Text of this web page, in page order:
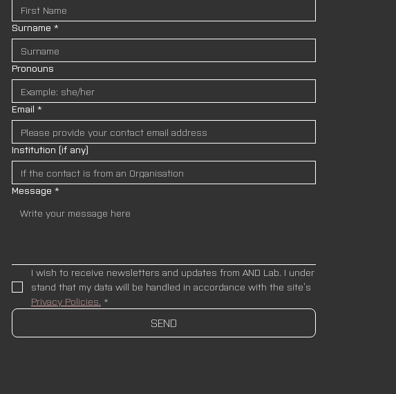
Surname *
Pronouns
Email *
Institution (if any)
Message *
I wish to receive newsletters and updates from AND Lab. I under
Privacy Policies. *
SEND